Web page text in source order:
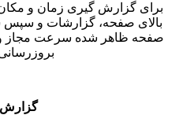
برای گزارش گیری زمان و
بالای صفحه، گزارشات و سپس
صفحه ظاهر شده سرعت مجاز و
گزارش